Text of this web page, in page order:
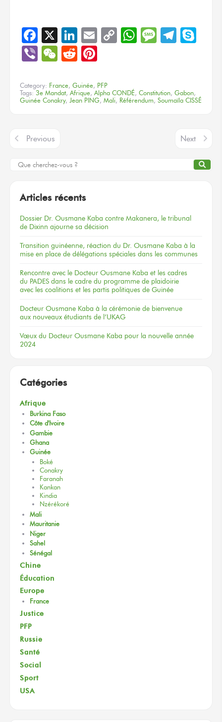
Articles récents
Dossier Dr. Ousmane Kaba contre Makanera, le tribunal
de Dixinn ajourne sa décision
Transition guinéenne, réaction du Dr. Ousmane Kaba à la
mise en place de délégations spéciales dans les communes
Rencontre avec le Docteur Ousmane Kaba et les cadres
du PADES dans le cadre du programme de plaidoirie
avec les coalitions et les partis politiques de Guinée
Docteur Ousmane Kaba à la cérémonie de bienvenue
aux nouveaux étudiants de l’UKAG
Vœux du Docteur Ousmane Kaba pour la nouvelle année
2024
Catégories
Afrique
Burkina Faso
Côte d'Ivoire
Gambie
Ghana
Guinée
Boké
Conakry
Faranah
Kankan
Kindia
Nzérékoré
Mali
Mauritanie
Niger
Sahel
Sénégal
Chine
Éducation
Europe
France
Justice
PFP
Russie
Santé
Social
Sport
USA
Facebook
X LinkedIn
EmailCopyWhatsApp
Message
ViberWeChat
Reddit
Category: France, Guinée, PFP
Tags: 3e Mandat, Afrique, Alpha CONDÉ, Constitution, Gabon,
Guinée Conakry, Jean PING, Mali, Référendum, Soumaïla CISSÉ
Previous Next